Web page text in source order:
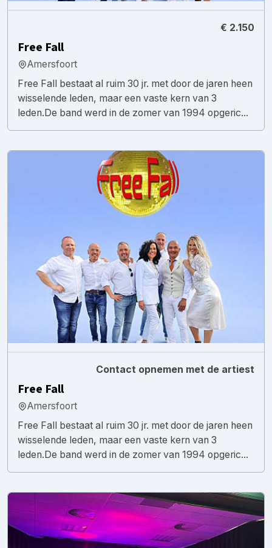
€ 2.150
Free Fall
Amersfoort
Free Fall bestaat al ruim 30 jr. met door de jaren heen
wisselende leden, maar een vaste kern van 3
leden.De band werd in de zomer van 1994 opgeric...
Contact opnemen met de artiest
Free Fall
Amersfoort
Free Fall bestaat al ruim 30 jr. met door de jaren heen
wisselende leden, maar een vaste kern van 3
leden.De band werd in de zomer van 1994 opgeric...